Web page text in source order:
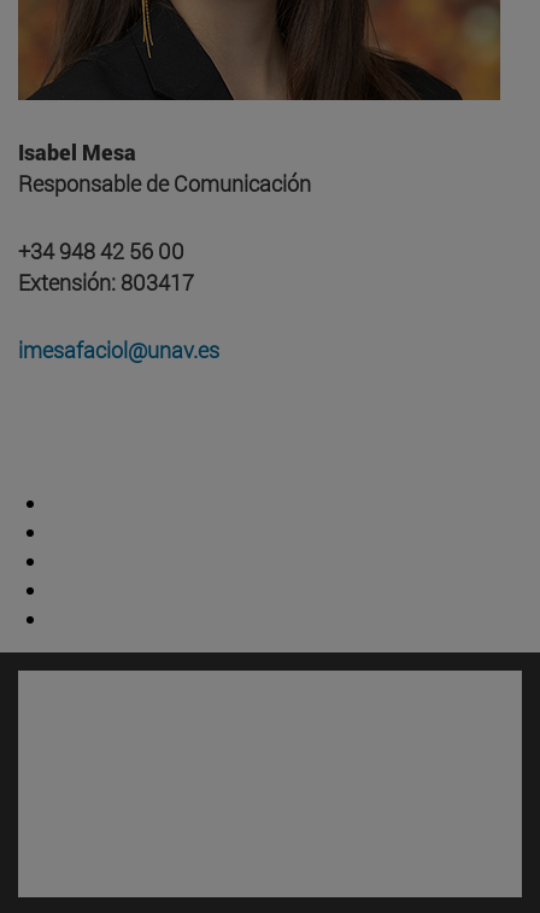
Isabel Mesa
Responsable de Comunicación
+34 948 42 56 00
Extensión: 803417
imesafaciol@unav.es